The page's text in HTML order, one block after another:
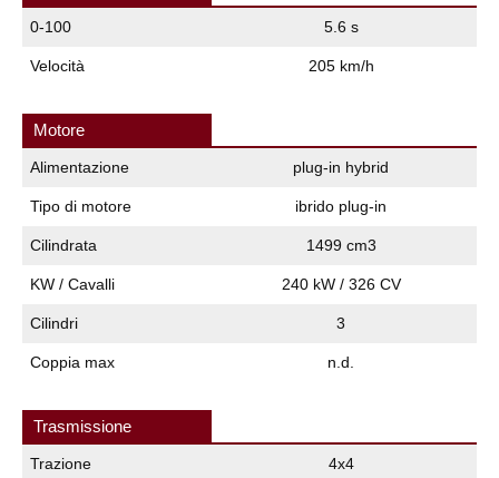
0-100 5.6 s
Velocità 205 km/h
Motore
Alimentazione plug-in hybrid
Tipo di motore ibrido plug-in
Cilindrata 1499 cm3
KW / Cavalli 240 kW / 326 CV
Cilindri 3
Coppia max n.d.
Trasmissione
Trazione 4x4